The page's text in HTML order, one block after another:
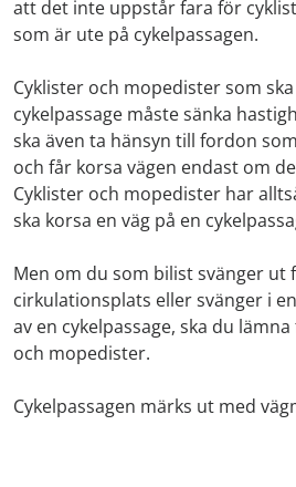
att det inte uppstår fara för
som är ute på cykelpassagen.
Cyklister och mopedister som
cykelpassage måste sänka
ska även ta hänsyn till fordon
och får korsa vägen endast om
Cyklister och mopedister har
ska korsa en väg på en
Men om du som bilist svänger ut
cirkulationsplats eller svänger i
av en cykelpassage, ska du
och mopedister.
Cykelpassagen märks ut med